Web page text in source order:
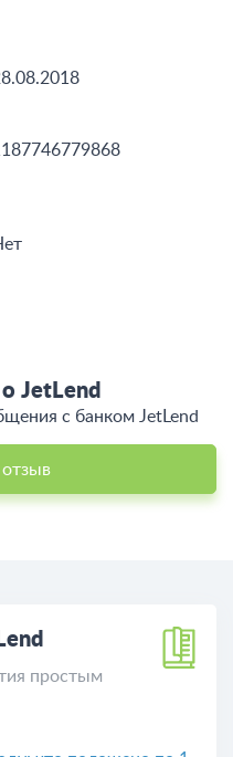
JetLend
c банком JetLend
простым